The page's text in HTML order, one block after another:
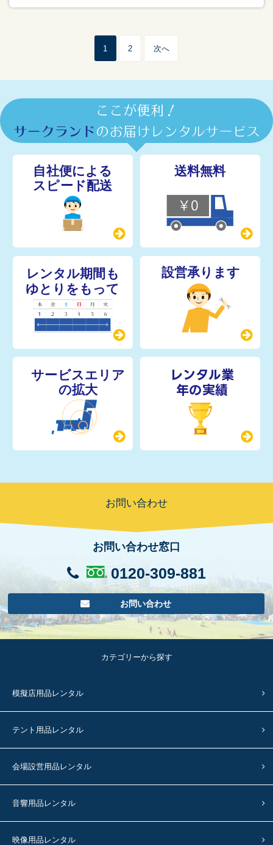
1 2 次へ
レンタル業
年の実績
お問い合わせ
お問い合わせ窓口
0120-309-881
お問い合わせ
カテゴリーから探す
模擬店用品レンタル
テント用品レンタル
会場設営用品レンタル
音響用品レンタル
映像用品レンタル